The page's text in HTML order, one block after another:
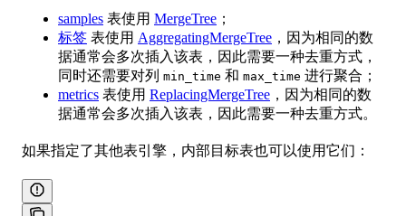
samples 表使用 MergeTree ；
标签 表使用 AggregatingMergeTree ，因为相同的数
据通常会多次插入该表，因此需要一种去重方式，
同时还需要对列 min_time 和 max_time 进行聚合；
metrics 表使用 ReplacingMergeTree ，因为相同的数
据通常会多次插入该表，因此需要一种去重方式。
如果指定了其他表引擎，内部目标表也可以使用它们：